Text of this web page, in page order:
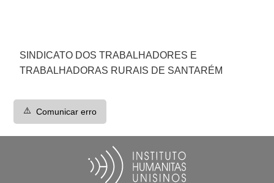
SINDICATO DOS TRABALHADORES E
TRABALHADORAS RURAIS DE SANTARÉM
⚠️ Comunicar erro